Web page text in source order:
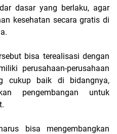
dasar yang berlaku, agar
kesehatan secara gratis di
bisa terealisasi dengan
perusahaan-perusahaan
cukup baik di bidangnya,
pengembangan untuk
bisa mengembangkan